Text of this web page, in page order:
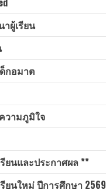
ผู้เรียน
กอมาต
วามภูมิใจ
ยนและประกาศผล **
ยนใหม่ ปีการศึกษา 2569